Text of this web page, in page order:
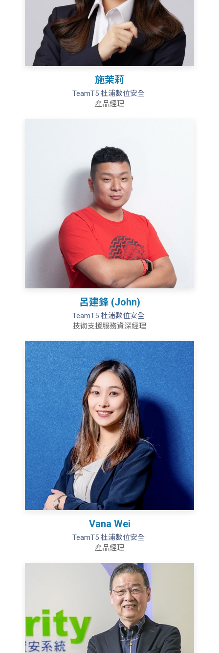
施茉莉
TeamT5 杜浦數位安全
產品經理
呂建鋒 (John)
TeamT5 杜浦數位安全
技術支援服務資深經理
Vana Wei
TeamT5 杜浦數位安全
產品經理